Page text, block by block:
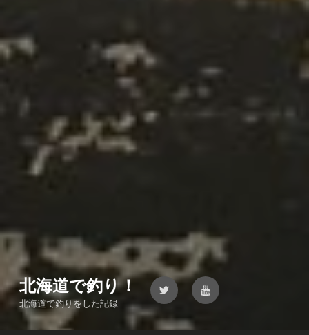
北海道で釣り！
北海道で釣りをした記録
Twitter YouTube